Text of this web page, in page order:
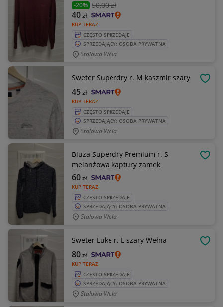
-20% 50,00 zł
KUP TERAZ
40zł
CZĘSTO SPRZEDAJE
SPRZEDAJĄCY: OSOBA PRYWATNA
Stalowa Wola
Sweter Superdry r. M kaszmir szary
KUP TERAZ
45zł
CZĘSTO SPRZEDAJE
SPRZEDAJĄCY: OSOBA PRYWATNA
Stalowa Wola
Bluza Superdry Premium r. S
melanżowa kaptury zamek
KUP TERAZ
60zł
CZĘSTO SPRZEDAJE
SPRZEDAJĄCY: OSOBA PRYWATNA
Stalowa Wola
Sweter Luke r. L szary Wełna
KUP TERAZ
80zł
CZĘSTO SPRZEDAJE
SPRZEDAJĄCY: OSOBA PRYWATNA
Stalowa Wola